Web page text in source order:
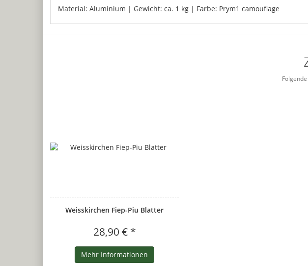
Material: Aluminium | Gewicht: ca. 1 kg | Farbe: Prym1 camouflage
Weisskirchen Fiep-Piu Blatter
28,90 € *
Mehr Informationen